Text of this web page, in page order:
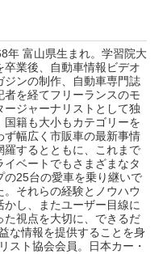
年 富山県生まれ。学習院大
卒業後、自動車情報ビデオ
ジンの制作、自動車専門誌
者を経てフリーランスのモ
ージャーナリストとして独
国籍も大小もカテゴリーを
ず幅広く市販車の最新事情
羅するとともに、これまで
イベートでもさまざまなタ
の25台の愛車を乗り継いで
。それらの経験とノウハウ
かし、またユーザー目線に
た視点を大切に、できるだ
な情報を提供することを身
スト協会会員。日本カー・